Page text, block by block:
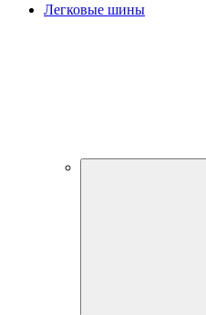
Легковые шины